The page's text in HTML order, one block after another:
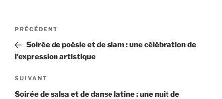
Navigation
l’article
Article
précédent
PRÉCÉDENT
Soirée de poésie et de slam : une célébration de
l’expression artistique
Article
suivant
SUIVANT
Soirée de salsa et de danse latine : une nuit de